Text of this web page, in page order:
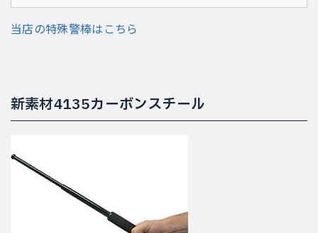
当店の特殊警棒はこちら
新素材4135カーボンスチール